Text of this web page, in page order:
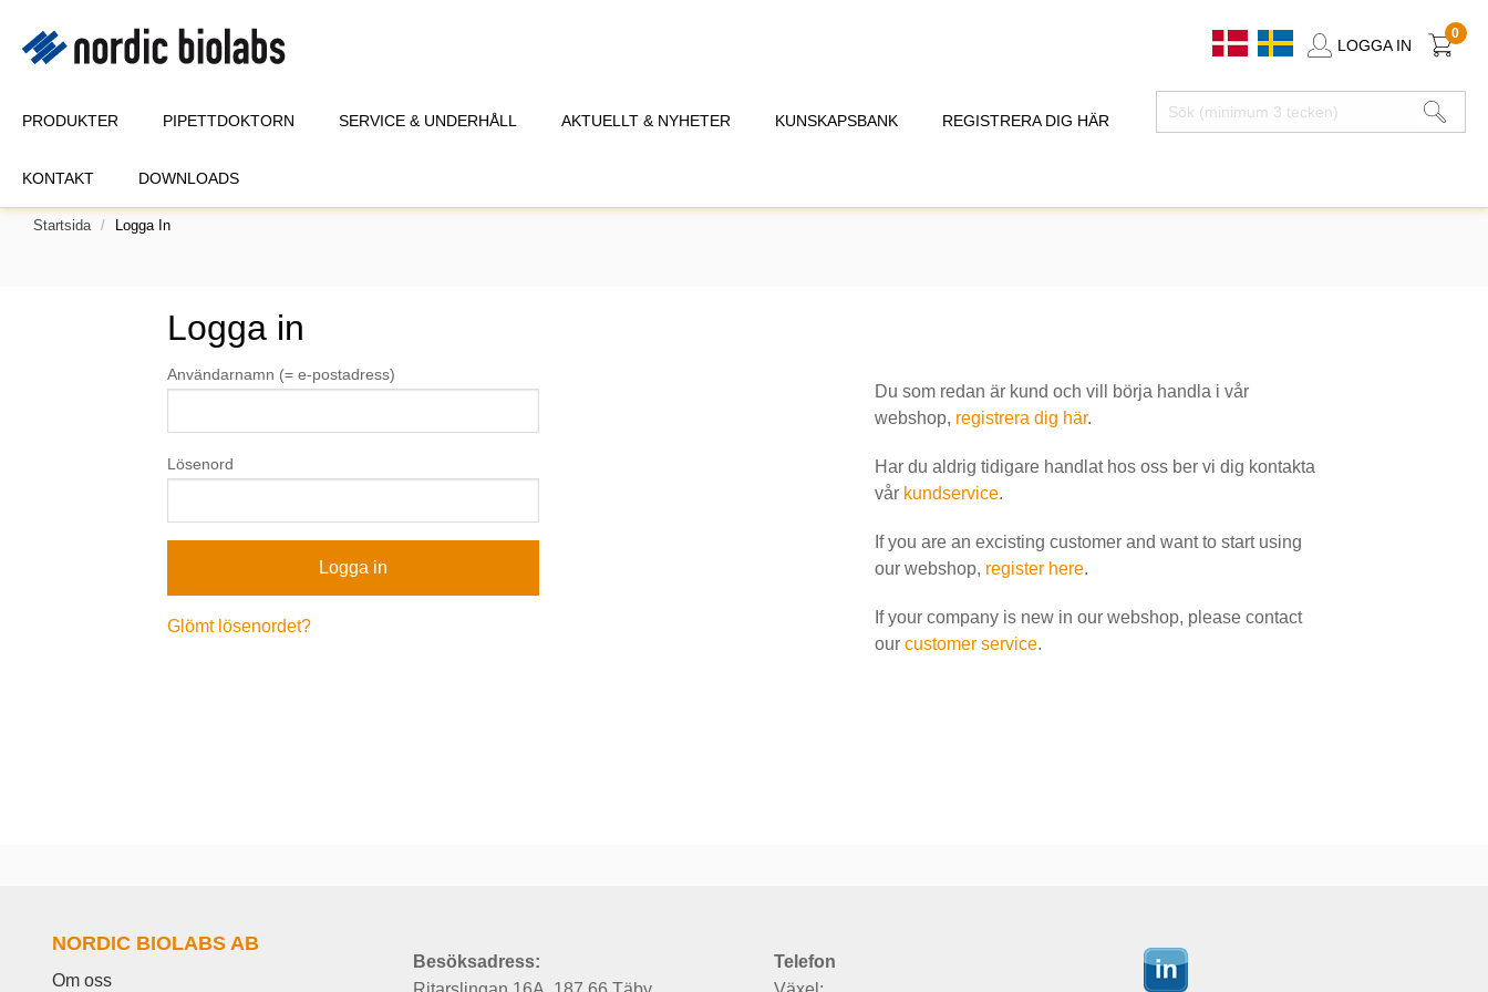
LOGGA IN
0
PRODUKTER PIPETTDOKTORN SERVICE & UNDERHÅLL AKTUELLT & NYHETER KUNSKAPSBANK REGISTRERA DIG HÄR
KONTAKT DOWNLOADS
Startsida Logga In
Logga in
Användarnamn (= e-postadress)
Lösenord
Glömt lösenordet?
Du som redan är kund och vill börja handla i vår
webshop, registrera dig här.
Har du aldrig tidigare handlat hos oss ber vi dig kontakta
vår kundservice.
If you are an excisting customer and want to start using
our webshop, register here.
If your company is new in our webshop, please contact
our customer service.
NORDIC BIOLABS AB
Om oss
Besöksadress:
Telefon